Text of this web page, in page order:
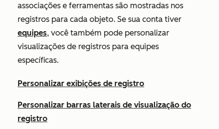
associações e ferramentas são mostradas nos
registros para cada objeto. Se sua conta tiver
equipes, você também pode personalizar
visualizações de registros para equipes
específicas.
Personalizar exibições de registro
Personalizar barras laterais de visualização do
registro